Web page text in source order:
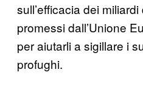
sull’efficacia dei
promessi dall’Unione
per aiutarli a sigillare i
profughi.